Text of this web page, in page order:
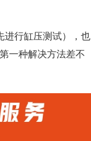
进行缸压测试），也
一种解决方法差不